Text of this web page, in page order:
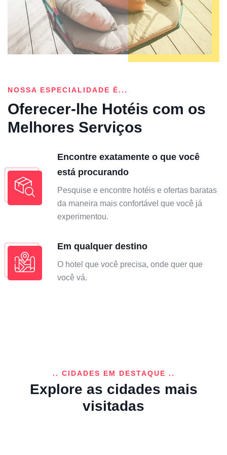
NOSSA ESPECIALIDADE É...
Oferecer-lhe Hotéis com os
Melhores Serviços
Encontre exatamente o que você
está procurando
Pesquise e encontre hotéis e ofertas baratas
da maneira mais confortável que você já
experimentou.
Em qualquer destino
O hotel que você precisa, onde quer que
você vá.
.. CIDADES EM DESTAQUE ..
Explore as cidades mais
visitadas